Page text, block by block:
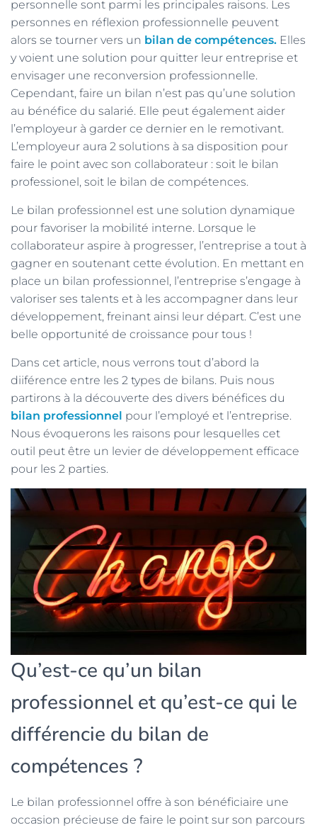
personnelle sont parmi les principales raisons. Les
personnes en réflexion professionnelle peuvent
alors se tourner vers un bilan de compétences. Elles
y voient une solution pour quitter leur entreprise et
envisager une reconversion professionnelle.
Cependant, faire un bilan n’est pas qu’une solution
au bénéfice du salarié. Elle peut également aider
l’employeur à garder ce dernier en le remotivant.
L’employeur aura 2 solutions à sa disposition pour
faire le point avec son collaborateur : soit le bilan
professionel, soit le bilan de compétences.
Le bilan professionnel est une solution dynamique
pour favoriser la mobilité interne. Lorsque le
collaborateur aspire à progresser, l’entreprise a tout à
gagner en soutenant cette évolution. En mettant en
place un bilan professionnel, l’entreprise s’engage à
valoriser ses talents et à les accompagner dans leur
développement, freinant ainsi leur départ. C’est une
belle opportunité de croissance pour tous !
Dans cet article, nous verrons tout d’abord la
diiférence entre les 2 types de bilans. Puis nous
partirons à la découverte des divers bénéfices du
bilan professionnel pour l’employé et l’entreprise.
Nous évoquerons les raisons pour lesquelles cet
outil peut être un levier de développement efficace
pour les 2 parties.
Qu’est-ce qu’un bilan
professionnel et qu’est-ce qui le
différencie du bilan de
compétences ?
Le bilan professionnel offre à son bénéficiaire une
occasion précieuse de faire le point sur son parcours